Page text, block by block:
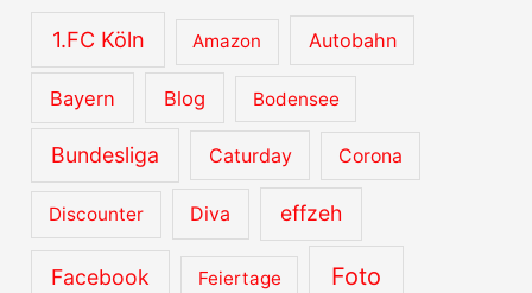
1.FC Köln Amazon Autobahn
Bayern Blog Bodensee
Bundesliga Caturday Corona
Discounter Diva effzeh
Facebook Feiertage Foto